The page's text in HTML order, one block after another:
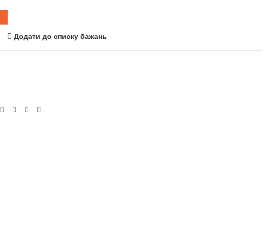
Додати до списку бажань